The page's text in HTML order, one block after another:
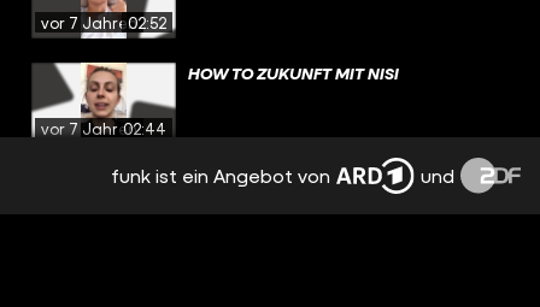
vor 7 Jahren02:52
vor 7 Jahren02:44
HOW TO ZUKUNFT MIT NISI
NISI DENKT NACH: WIE OFT REDEN WIR
funk ist ein Angebot von und